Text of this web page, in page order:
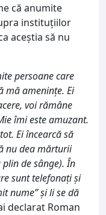
că anumite
instituțiilor
aceștia să nu
persoane care
mă amenințe. Ei
voi rămâne
îmi este amuzant.
Ei încearcă să
nu dea mărturii
de sânge). În
sunt telefonați și
nume” și li se dă
declarat Roman